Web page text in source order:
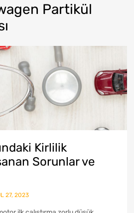
Partikül
Kirlilik
Sorunlar ve
27, 2023